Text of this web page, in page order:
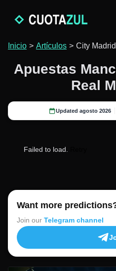
Inicio > Artículos > City
Apuestas
Real
Updated agosto 2026
Failed to load.
Want more
Join our Telegram channel